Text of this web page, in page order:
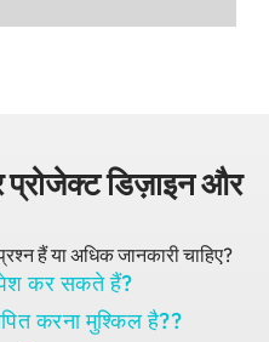
डिज़ाइन और
हैं या अधिक जानकारी चाहिए?
कर सकते हैं?
करना मुश्किल है??